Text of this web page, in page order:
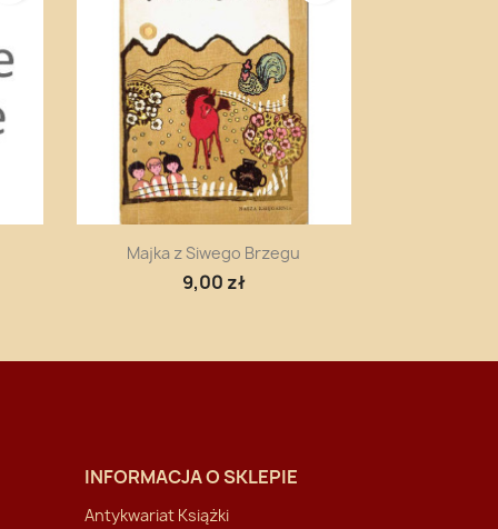
Szybki podgląd
Majka z Siwego Brzegu
9,00 zł
INFORMACJA O SKLEPIE
Antykwariat Książki